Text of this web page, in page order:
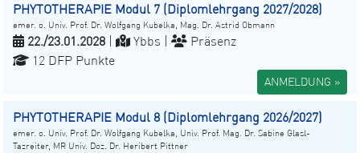
PHYTOTHERAPIE Modul 7 (Diplomlehrgang 2027/2028)
emer. o. Univ. Prof. Dr. Wolfgang Kubelka, Mag. Dr. Astrid Obmann
22./23.01.2028 Ybbs |
Präsenz
12 DFP Punkte
ANMELDUNG »
PHYTOTHERAPIE Modul 8 (Diplomlehrgang 2026/2027)
emer. o. Univ. Prof. Dr. Wolfgang Kubelka, Univ. Prof. Mag. Dr. Sabine Glasl-
Tazreiter, MR Univ. Doz. Dr. Heribert Pittner